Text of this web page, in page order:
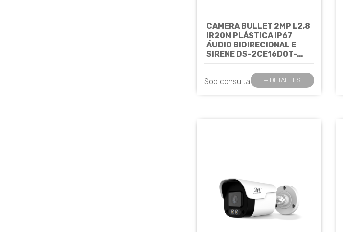
CAMERA BULLET 2MP L2,8
IR20M PLÁSTICA IP67
ÁUDIO BIDIRECIONAL E
SIRENE DS-2CE16D0T-
Cód: 8548
Sob consulta + DETALHES